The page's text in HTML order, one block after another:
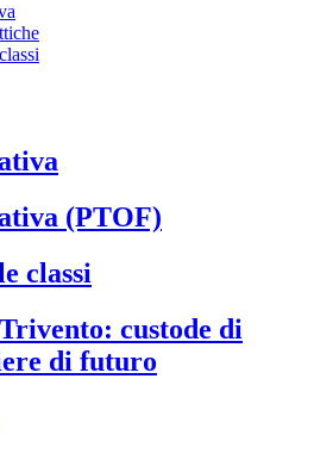
(PTOF)
classi
custode di
di futuro